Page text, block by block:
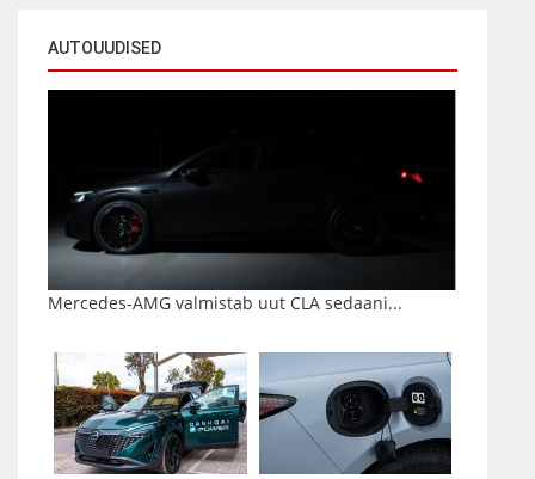
AUTOUUDISED
Mercedes-AMG valmistab uut CLA sedaani...